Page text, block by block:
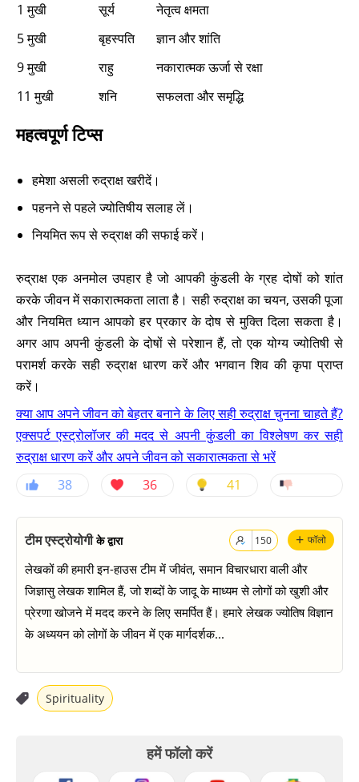
1 मुखी सूर्य
नेतृत्व क्षमता
5 मुखी
बृहस्पति
ज्ञान और शांति
9 मुखी
राहु
नकारात्मक ऊर्जा से रक्षा
11 मुखी
शनि सफलता और समृद्धि
महत्वपूर्ण टिप्स
हमेशा असली रुद्राक्ष खरीदें।
पहनने से पहले ज्योतिषीय सलाह लें।
नियमित रूप से रुद्राक्ष की सफाई करें।
रुद्राक्ष एक अनमोल उपहार है जो आपकी कुंडली के ग्रह दोषों को शांत
करके जीवन में सकारात्मकता लाता है। सही रुद्राक्ष का चयन, उसकी पूजा
और नियमित ध्यान आपको हर प्रकार के दोष से मुक्ति दिला सकता है।
अगर आप अपनी कुंडली के दोषों से परेशान हैं, तो एक योग्य ज्योतिषी से
परामर्श करके सही रुद्राक्ष धारण करें और भगवान शिव की कृपा प्राप्त
करें।
क्या आप अपने जीवन को बेहतर बनाने के लिए सही रुद्राक्ष चुनना चाहते हैं?
एक्सपर्ट एस्ट्रोलॉजर की मदद से अपनी कुंडली का विश्लेषण कर सही
रुद्राक्ष धारण करें और अपने जीवन को सकारात्मकता से भरें
38
36 41
+ फॉलो
150
टीम एस्ट्रोयोगीके द्वारा
लेखकों की हमारी इन-हाउस टीम में जीवंत, समान विचारधारा वाली और
जिज्ञासु लेखक शामिल हैं, जो शब्दों के जादू के माध्यम से लोगों को खुशी और
प्रेरणा खोजने में मदद करने के लिए समर्पित हैं। हमारे लेखक ज्योतिष विज्ञान
के अध्ययन को लोगों के जीवन में एक मार्गदर्शक...
Spirituality
हमें फॉलो करें